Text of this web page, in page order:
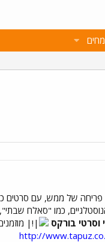
פריחה של ממש, עם סרטים
כמו "סאלח
וסרטי בורקס
http://